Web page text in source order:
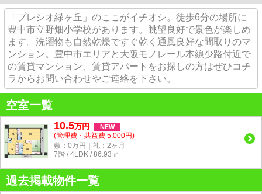
「プレシオ緑ヶ丘」のここがイチオシ。徒歩6分の場所に
豊中市立野畑小学校があります。眺望良好で景色が楽しめ
ます。洗濯物も自然乾燥ですぐ乾く通風良好な間取りのマ
ンション。豊中市エリアと大阪モノレール本線少路付近で
の賃貸マンション、賃貸アパートをお探しの方はぜひコチ
ラからお問い合わせやご連絡を下さい。
空室一覧
10.5万円 NEW
(管理費・共益費 5,000円)
敷：0万円｜礼：2ヶ月
7階 / 4LDK / 86.93㎡
過去掲載物件一覧